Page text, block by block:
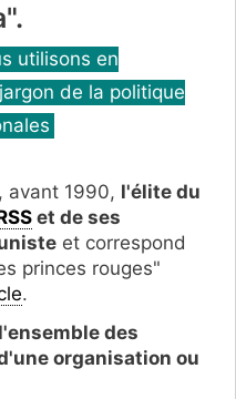
utilisons en
de la politique
avant 1990, l'élite du
et de ses
et correspond
princes rouges"
.
l'ensemble des
organisation ou